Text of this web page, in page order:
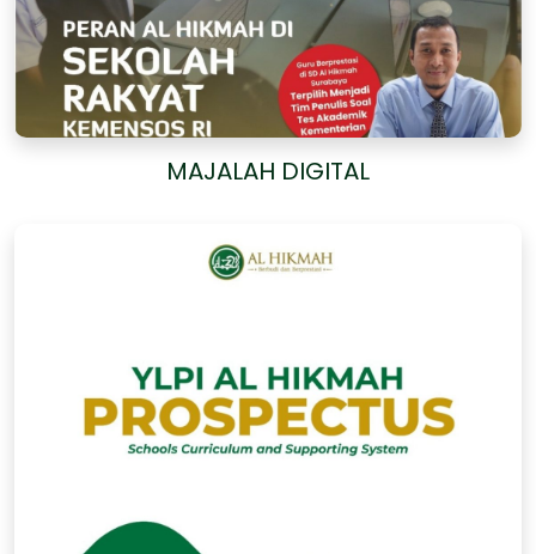
MAJALAH DIGITAL